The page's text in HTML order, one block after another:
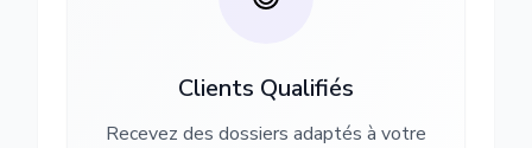
Clients Qualifiés
Recevez des dossiers adaptés à votre